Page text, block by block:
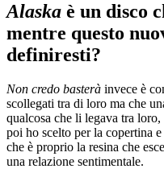
Alaska è un disco
mentre questo
definiresti?
Non credo basterà invece è
scollegati tra di loro ma che
qualcosa che li legava tra
poi ho scelto per la copertina
che è proprio la resina che
una relazione sentimentale.